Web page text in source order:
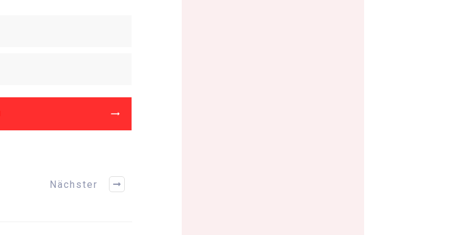
Nächster